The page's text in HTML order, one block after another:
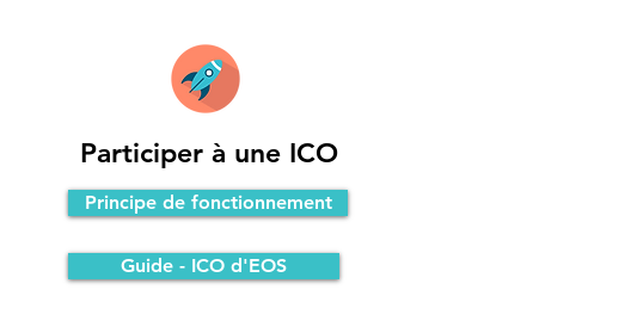
Participer à une ICO
Principe de fonctionnement
Guide - ICO d'EOS